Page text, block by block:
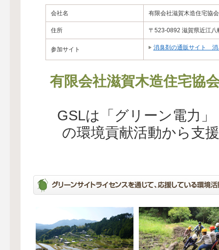
会社名 有限会社滋賀木造住宅協会
住所 〒523-0892 滋賀県近江八
参加サイト 消臭剤の通販サイト 消
有限会社滋賀木造住宅協
GSLは「グリーン電力
の環境貢献活動から支